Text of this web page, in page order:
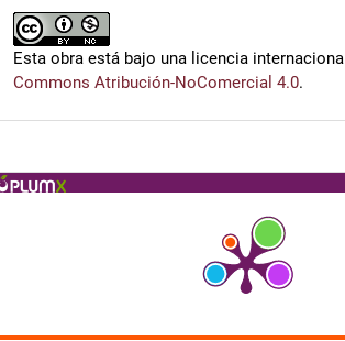
Esta obra está bajo una licencia internacional
Commons Atribución-NoComercial 4.0.